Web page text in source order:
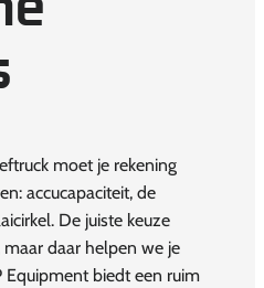
moet je rekening
accucapaciteit, de
De juiste keuze
daar helpen we je
Equipment biedt een ruim